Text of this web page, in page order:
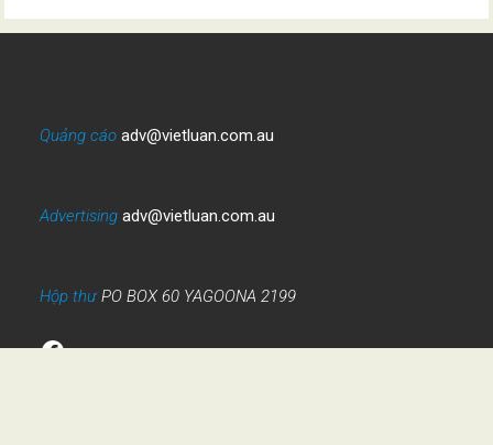
Quảng cáo adv@vietluan.com.au
Advertising adv@vietluan.com.au
Hộp thưPO BOX 60 YAGOONA 2199
Facebook